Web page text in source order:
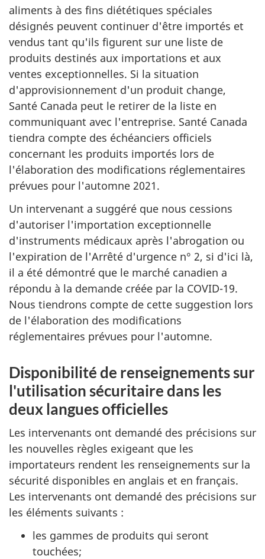
aliments à des fins diététiques spéciales
désignés peuvent continuer d'être importés et
vendus tant qu'ils figurent sur une liste de
produits destinés aux importations et aux
ventes exceptionnelles. Si la situation
d'approvisionnement d'un produit change,
Santé Canada peut le retirer de la liste en
communiquant avec l'entreprise. Santé Canada
tiendra compte des échéanciers officiels
concernant les produits importés lors de
l'élaboration des modifications réglementaires
prévues pour l'automne 2021.
Un intervenant a suggéré que nous cessions
d'autoriser l'importation exceptionnelle
d'instruments médicaux après l'abrogation ou
l'expiration de l'Arrêté d'urgence n° 2, si d'ici là,
il a été démontré que le marché canadien a
répondu à la demande créée par la COVID-19.
Nous tiendrons compte de cette suggestion lors
de l'élaboration des modifications
réglementaires prévues pour l'automne.
Disponibilité de renseignements sur
l'utilisation sécuritaire dans les
deux langues officielles
Les intervenants ont demandé des précisions sur
les nouvelles règles exigeant que les
importateurs rendent les renseignements sur la
sécurité disponibles en anglais et en français.
Les intervenants ont demandé des précisions sur
les éléments suivants :
les gammes de produits qui seront
touchées;